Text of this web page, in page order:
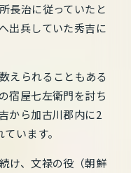
長治に従っていたと
出兵していた秀吉に
えられることもある
宿屋七左衛門を討ち
から加古川郡内に2
います。
け、文禄の役（朝鮮